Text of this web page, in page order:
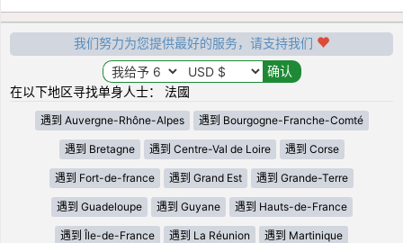
我们努力为您提供最好的服务，请支持我们
在以下地区寻找单身人士： 法國
遇到 Auvergne-Rhône-Alpes 遇到 Bourgogne-Franche-Comté
遇到 Bretagne 遇到 Centre-Val de Loire 遇到 Corse
遇到 Fort-de-france 遇到 Grand Est 遇到 Grande-Terre
遇到 Guadeloupe 遇到 Guyane 遇到 Hauts-de-France
遇到 Île-de-France 遇到 La Réunion 遇到 Martinique